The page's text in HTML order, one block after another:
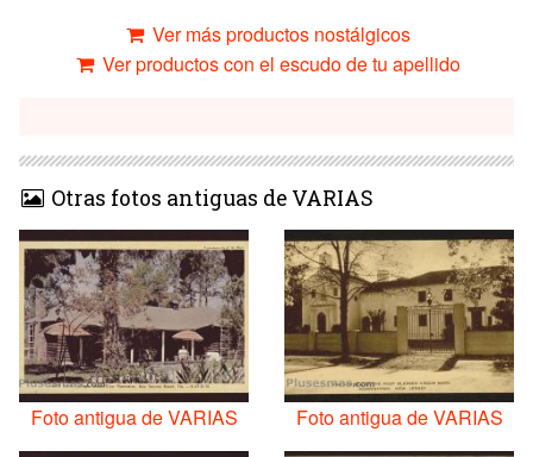
Ver más productos nostálgicos
Ver productos con el escudo de tu apellido
Otras fotos antiguas de VARIAS
Foto antigua de VARIAS Foto antigua de VARIAS